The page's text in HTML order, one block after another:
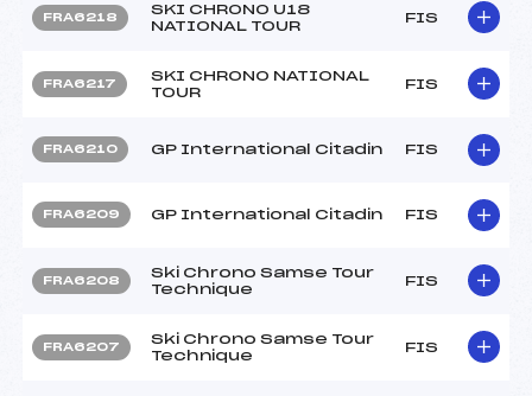
FRA6218
SKI CHRONO U18
NATIONAL TOUR
FIS
FRA6217
SKI CHRONO NATIONAL
TOUR
FIS
FRA6210 GP International Citadin FIS
FRA6209 GP International Citadin FIS
FRA6208
Ski Chrono Samse Tour
Technique
FIS
FRA6207
Ski Chrono Samse Tour
Technique
FIS